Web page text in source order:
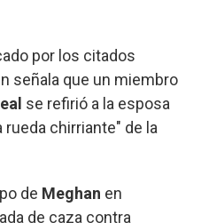
por los citados
señala que un miembro
se refirió a la esposa
chirriante" de la
de Meghan en
de caza contra